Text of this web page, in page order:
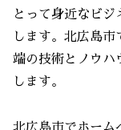
とって身近なビ
します。北広島
端の技術とノウハ
します。